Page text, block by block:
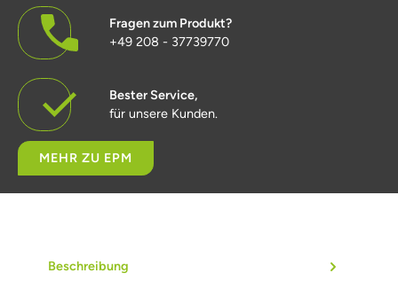
Fragen zum Produkt?
+49 208 - 37739770
Bester Service,
für unsere Kunden.
MEHR ZU EPM
Beschreibung